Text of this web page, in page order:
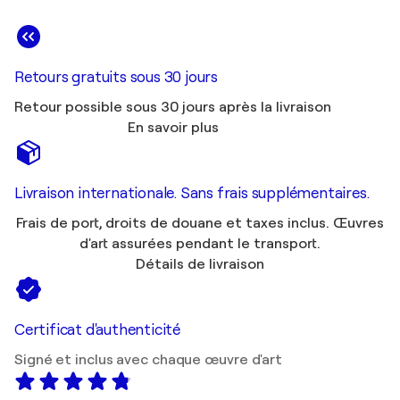
Retours gratuits sous 30 jours
Retour possible sous 30 jours après la livraison
En savoir plus
Livraison internationale. Sans frais supplémentaires.
Frais de port, droits de douane et taxes inclus. Œuvres
d'art assurées pendant le transport.
Détails de livraison
Certificat d'authenticité
Signé et inclus avec chaque œuvre d'art